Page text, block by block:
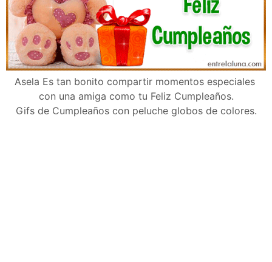
Asela Es tan bonito compartir momentos especiales
con una amiga como tu Feliz Cumpleaños.
Gifs de Cumpleaños con peluche globos de colores.